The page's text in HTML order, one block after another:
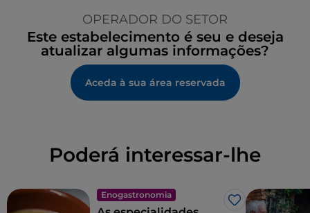
OPERADOR DO SETOR
Este estabelecimento é seu e deseja
atualizar algumas informações?
Aceda à sua área reservada
Poderá interessar-lhe
Enogastronomia
Gosto